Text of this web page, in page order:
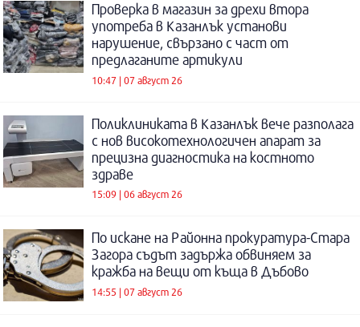
Проверка в магазин за дрехи втора
употреба в Казанлък установи
нарушение, свързано с част от
предлаганите артикули
10:47 | 07 август 26
Поликлиниката в Казанлък вече разполага
с нов високотехнологичен апарат за
прецизна диагностика на костното
здраве
15:09 | 06 август 26
По искане на Районна прокуратура-Стара
Загора съдът задържа обвиняем за
кражба на вещи от къща в Дъбово
14:55 | 07 август 26